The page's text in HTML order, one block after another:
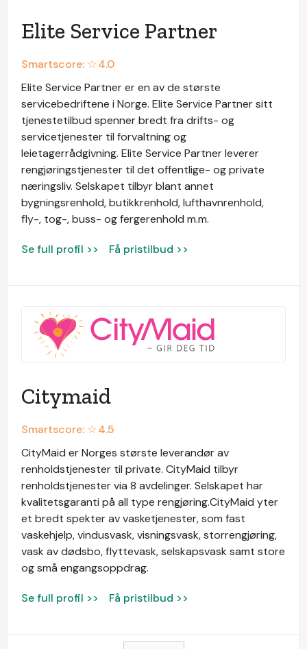
Elite Service Partner
Smartscore: ☆4.0
Elite Service Partner er en av de største
servicebedriftene i Norge. Elite Service Partner sitt
tjenestetilbud spenner bredt fra drifts- og
servicetjenester til forvaltning og
leietagerrådgivning. Elite Service Partner leverer
rengjøringstjenester til det offentlige- og private
næringsliv. Selskapet tilbyr blant annet
bygningsrenhold, butikkrenhold, lufthavnrenhold,
fly-, tog-, buss- og fergerenhold m.m.
Se full profil >> Få pristilbud >>
Citymaid
Smartscore: ☆4.5
CityMaid er Norges største leverandør av
renholdstjenester til private. CityMaid tilbyr
renholdstjenester via 8 avdelinger. Selskapet har
kvalitetsgaranti på all type rengjøring.CityMaid yter
et bredt spekter av vasketjenester, som fast
vaskehjelp, vindusvask, visningsvask, storrengjøring,
vask av dødsbo, flyttevask, selskapsvask samt store
og små engangsoppdrag.
Se full profil >> Få pristilbud >>